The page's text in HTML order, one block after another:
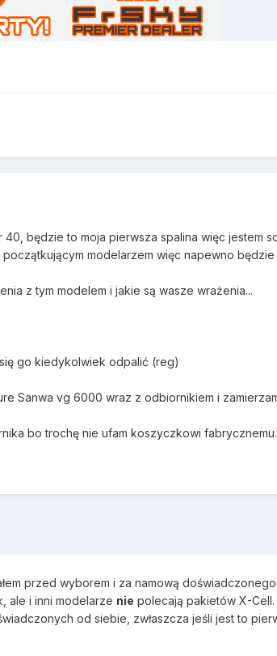
będzie to moja pierwsza spalina więc jestem
modelarzem więc napewno
z tym modelem i jakie są wasze wrażenia...
go kiedykolwiek odpalić (reg)
Sanwa vg 6000 wraz z odbiornikiem i
bo trochę nie ufam koszyczkowi
przed wyborem i za namową
ale i inni modelarze nie polecają pakietów X-
od siebie, zwłaszcza jeśli jest to